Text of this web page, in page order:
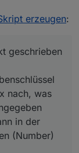
nach, was da
wieder
erzeugen:
geschrieben
nach, was
in der
(Number)